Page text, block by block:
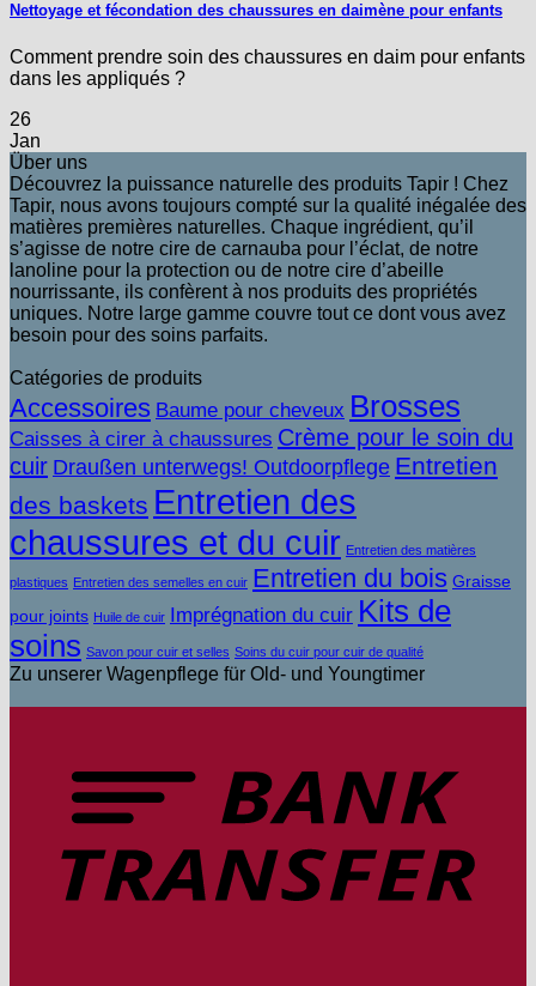
Nettoyage et fécondation des chaussures en daimène pour enfants
Comment prendre soin des chaussures en daim pour enfants
dans les appliqués ?
26
Jan
Über uns
Découvrez la puissance naturelle des produits Tapir ! Chez
Tapir, nous avons toujours compté sur la qualité inégalée des
matières premières naturelles. Chaque ingrédient, qu’il
s’agisse de notre cire de carnauba pour l’éclat, de notre
lanoline pour la protection ou de notre cire d’abeille
nourrissante, ils confèrent à nos produits des propriétés
uniques. Notre large gamme couvre tout ce dont vous avez
besoin pour des soins parfaits.
Catégories de produits
Accessoires Baume pour cheveux Brosses
Caisses à cirer à chaussures Crème pour le soin du
cuir Draußen unterwegs! Outdoorpflege Entretien
des baskets Entretien des
chaussures et du cuir Entretien des matières
plastiques Entretien des semelles en cuir Entretien du bois Graisse
pour joints Huile de cuir Imprégnation du cuir Kits de
soins Savon pour cuir et selles Soins du cuir pour cuir de qualité
Zu unserer Wagenpflege für Old- und Youngtimer